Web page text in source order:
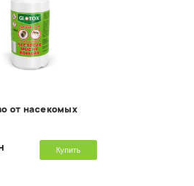
от насекомых
Купить